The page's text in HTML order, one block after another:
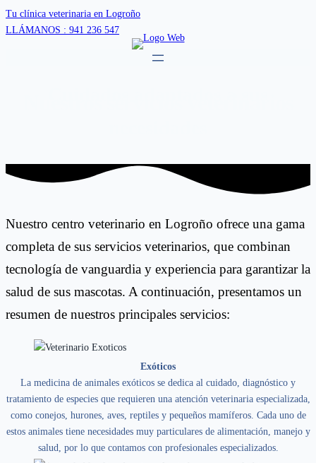
Skip
to
Tu clínica veterinaria en Logroño
LLÁMANOS : 941 236 547
Nuestro centro veterinario en Logroño ofrece una gama
completa de sus servicios veterinarios, que combinan
tecnología de vanguardia y experiencia para garantizar la
salud de sus mascotas. A continuación, presentamos un
resumen de nuestros principales servicios:
Exóticos
La medicina de animales exóticos se dedica al cuidado, diagnóstico y
tratamiento de especies que requieren una atención veterinaria especializada,
como conejos, hurones, aves, reptiles y pequeños mamíferos. Cada uno de
estos animales tiene necesidades muy particulares de alimentación, manejo y
salud, por lo que contamos con profesionales especializados.